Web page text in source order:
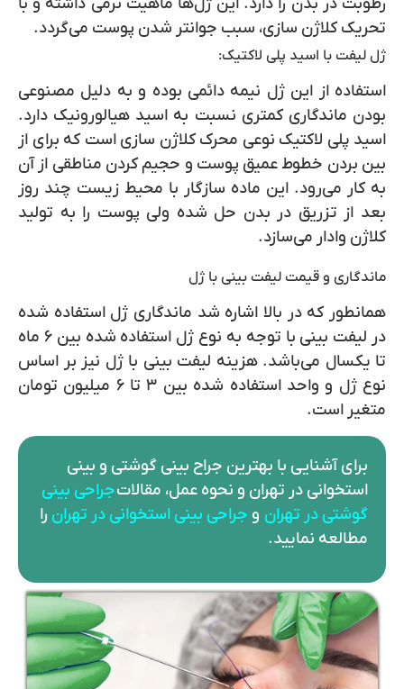
رطوبت در بدن را دارد. این ژل‌ها ماهیت نرمی داشته و با
تحریک کلاژن سازی، سبب جوانتر شدن پوست می‌گردد.
ژل لیفت با اسید پلی لاکتیک:
استفاده از این ژل نیمه دائمی بوده و به دلیل مصنوعی
بودن ماندگاری کمتری نسبت به اسید هیالورونیک دارد.
اسید پلی لاکتیک نوعی محرک کلاژن سازی است که برای از
بین بردن خطوط عمیق پوست و حجیم کردن مناطقی از آن
به کار می‌رود. این ماده سازگار با محیط زیست چند روز
بعد از تزریق در بدن حل شده ولی پوست را به تولید
کلاژن وادار می‌سازد.
ماندگاری و قیمت لیفت بینی با ژل
همانطور که در بالا اشاره شد ماندگاری ژل استفاده شده
در لیفت بینی با توجه به نوع ژل استفاده شده بین ۶ ماه
تا یکسال می‌باشد. هزینه لیفت بینی با ژل نیز بر اساس
نوع ژل و واحد استفاده شده بین ۳ تا ۶ میلیون تومان
متغیر است.
برای آشنایی با بهترین جراح بینی گوشتی و بینی
استخوانی در تهران و نحوه عمل، مقالاتجراحی بینی
گوشتی در تهران و جراحی بینی استخوانی در تهران را
مطالعه نمایید.